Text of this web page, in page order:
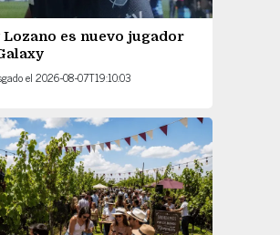
Lozano es nuevo jugador
el 2026-08-07T19:10:03